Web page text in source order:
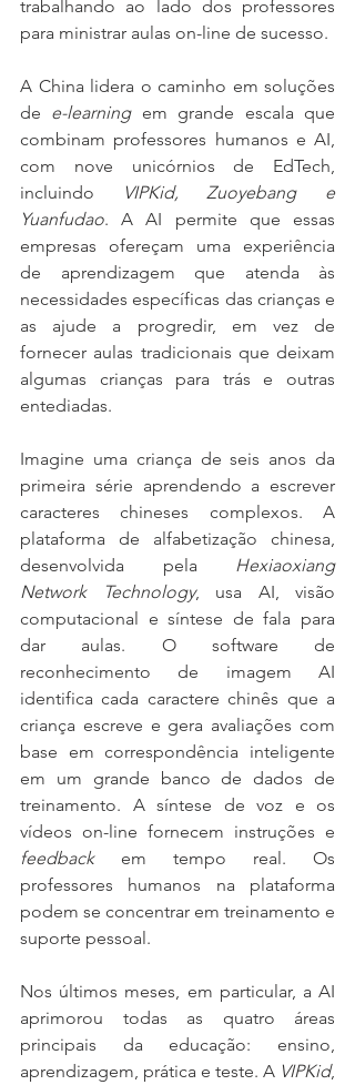
trabalhando ao lado dos professores
para ministrar aulas on-line de sucesso.
A China lidera o caminho em soluções
de e-learning em grande escala que
combinam professores humanos e AI,
com nove unicórnios de EdTech,
incluindo
VIPKid, Zuoyebang e
Yuanfudao. A AI permite que essas
empresas ofereçam uma experiência
de aprendizagem que atenda às
necessidades específicas das crianças e
as ajude a progredir, em vez de
fornecer aulas tradicionais que deixam
algumas crianças para trás e outras
entediadas.
Imagine uma criança de seis anos da
primeira série aprendendo a escrever
caracteres chineses complexos. A
plataforma de alfabetização chinesa,
desenvolvida pela
Hexiaoxiang
Network Technology, usa AI, visão
computacional e síntese de fala para
dar aulas. O software de
reconhecimento de imagem AI
identifica cada caractere chinês que a
criança escreve e gera avaliações com
base em correspondência inteligente
em um grande banco de dados de
treinamento. A síntese de voz e os
feedback em tempo real. Os
professores humanos na plataforma
podem se concentrar em treinamento e
suporte pessoal.
Nos últimos meses, em particular, a AI
aprimorou todas as quatro áreas
principais da educação: ensino,
aprendizagem, prática e teste. A VIPKid,